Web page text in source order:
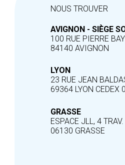
NOUS TROUVER
AVIGNON - SIÈGE
100 RUE PIERRE
84140 AVIGNON
LYON
23 RUE JEAN
69364 LYON CEDEX
GRASSE
ESPACE JLL, 4
06130 GRASSE